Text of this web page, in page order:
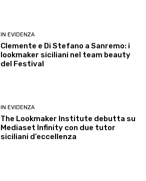
IN EVIDENZA
Clemente e Di Stefano a Sanremo: i
lookmaker siciliani nel team beauty
del Festival
IN EVIDENZA
The Lookmaker Institute debutta su
Mediaset Infinity con due tutor
siciliani d’eccellenza